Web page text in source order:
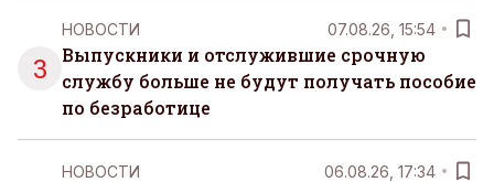
3
НОВОСТИ 07.08.26, 15:54
Выпускники и отслужившие срочную
службу больше не будут получать пособие
по безработице
НОВОСТИ 06.08.26, 17:34